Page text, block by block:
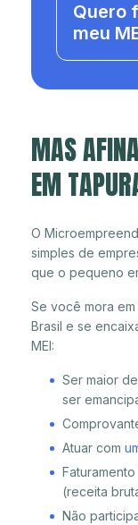
Quero
meu
MAS
EM
O
simples de
que o pequeno
Se você mora
Brasil e se
MEI:
Ser maior
ser
Atuar com
(receita
Não